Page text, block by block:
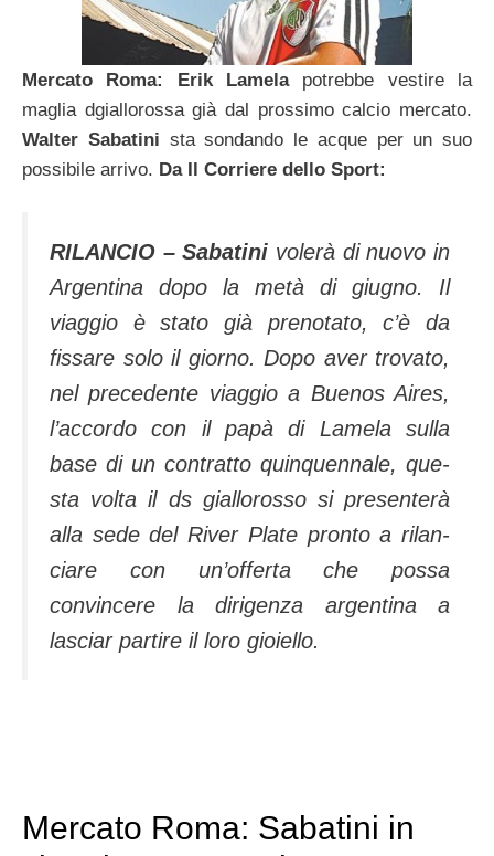
Mercato Roma: Erik Lamelapotrebbe vestire la
maglia dgiallorossa già dal prossimo calcio mercato.
Walter Sabatini sta sondando le acque per un suo
possibile arrivo. Da Il Corriere dello Sport:
RILANCIO – Sabatini volerà di nuovo in
Argentina dopo la metà di giugno. Il
viaggio è stato già prenotato, c’è da
fissare solo il giorno. Dopo aver trovato,
nel preceden­te viaggio a Buenos Aires,
l’accordo con il papà di La­mela sulla
base di un con­tratto quinquennale, que­
sta volta il ds giallorosso si presenterà
alla sede del River Plate pronto a rilan­
ciare con un’offerta che possa
convincere la diri­genza argentina a
lasciar partire il loro gioiello.
Mercato Roma: Sabatini in